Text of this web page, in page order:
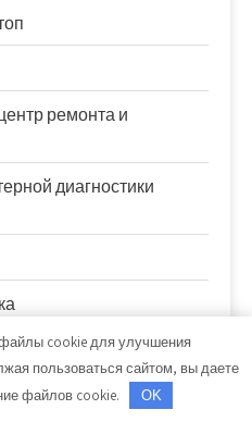
ремонта и
диагностики
комплекс
комплекс
cookie для улучшения
пользоваться сайтом, вы даете
файлов cookie.
OK